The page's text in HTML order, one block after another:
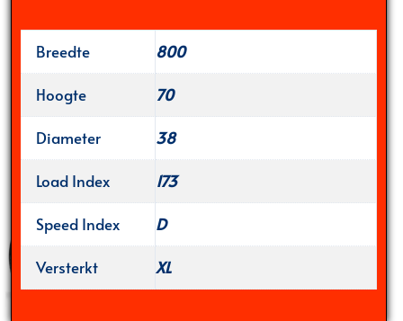
Breedte
800
Hoogte
70
Diameter
38
Load Index
173
Speed Index
D
Versterkt
XL